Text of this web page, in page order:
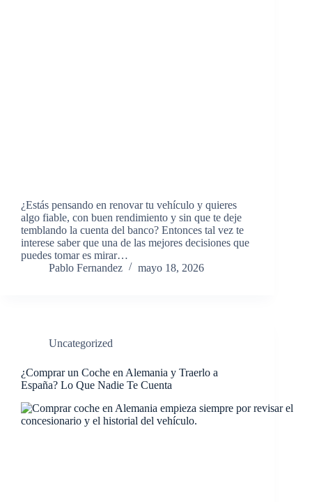
¿Estás pensando en renovar tu vehículo y quieres
algo fiable, con buen rendimiento y sin que te deje
temblando la cuenta del banco? Entonces tal vez te
interese saber que una de las mejores decisiones que
puedes tomar es mirar…
Pablo Fernandez
mayo 18, 2026
Uncategorized
¿Comprar un Coche en Alemania y Traerlo a
España? Lo Que Nadie Te Cuenta